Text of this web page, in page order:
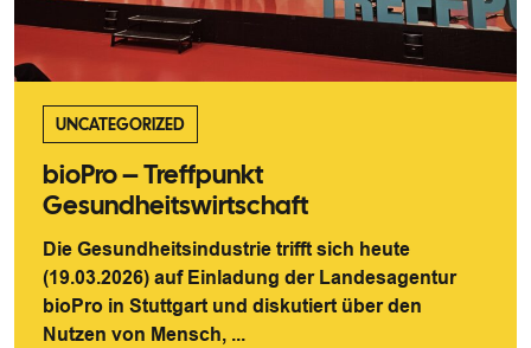
UNCATEGORIZED
bioPro – Treffpunkt
Gesundheitswirtschaft
Die Gesundheitsindustrie trifft sich heute
(19.03.2026) auf Einladung der Landesagentur
bioPro in Stuttgart und diskutiert über den
Nutzen von Mensch, ...